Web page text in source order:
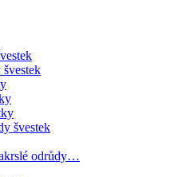
švestek
odrůdy…